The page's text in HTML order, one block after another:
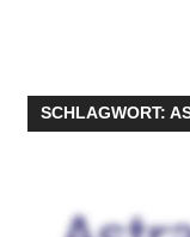
SCHLAGWORT: